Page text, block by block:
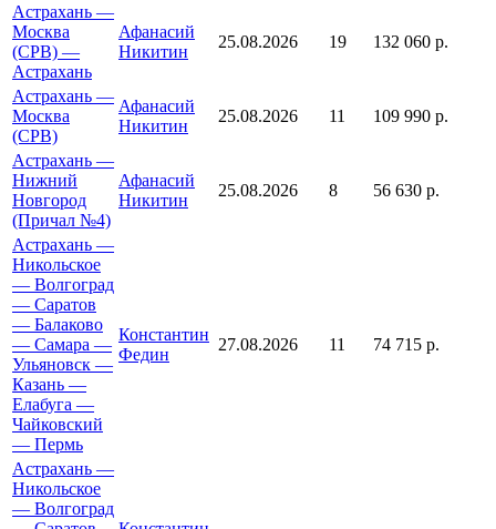
Астрахань —
Москва
(СРВ) —
Астрахань
Афанасий
Никитин
25.08.2026 19 132 060 р.
Астрахань —
Москва
(СРВ)
Афанасий
Никитин
25.08.2026 11 109 990 р.
Астрахань —
Нижний
Новгород
(Причал №4)
Афанасий
Никитин
25.08.2026 8 56 630 р.
Астрахань —
Никольское
— Волгоград
— Саратов
— Балаково
— Самара —
Ульяновск —
Казань —
Елабуга —
Чайковский
— Пермь
Константин
Федин
27.08.2026 11 74 715 р.
Астрахань —
Никольское
— Волгоград